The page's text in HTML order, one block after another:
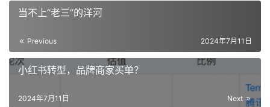
当不上“老三”的洋河
Previous 2024年7月11日
小红书转型，品牌商家买单？
Next
2024年7月11日